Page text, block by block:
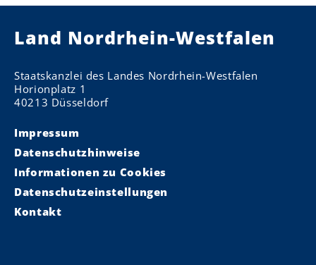
Land Nordrhein-Westfalen
Staatskanzlei des Landes Nordrhein-Westfalen
Horionplatz 1
40213 Düsseldorf
Impressum
Datenschutzhinweise
Informationen zu Cookies
Datenschutzeinstellungen
Kontakt